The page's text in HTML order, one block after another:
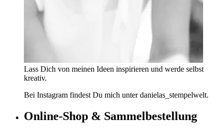
Lass Dich von meinen Ideen inspirieren und werde selbst
kreativ.
Bei Instagram findest Du mich unter danielas_stempelwelt.
Online-Shop & Sammelbestellung